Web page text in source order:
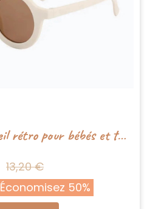
Lunettes de soleil rétro pour bébés et tout-petits - Blanc - Boho+Babe
13,20 €
Économisez 50%